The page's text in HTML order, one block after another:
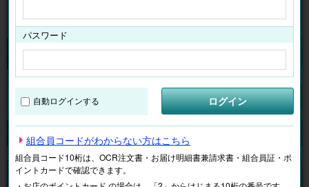
チケット マイページ
検索
申し訳ございません。 現在、該当商品は、お取扱いしておりません。
パスワード
自動ログインする ログイン
組合員コードがわからない方はこちら
組合員コード10桁は、OCR注文書・お届け明細書兼請求書・組合員証・ポ
イントカードで確認できます。